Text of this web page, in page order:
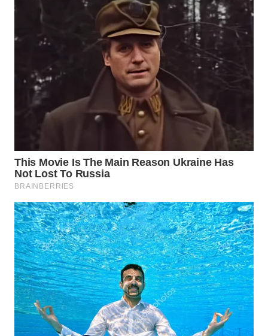
WN
LANGKAT
WN
TAPANULI
SELATAN
LESUNG
WN
WN
SIMALUNGUN
WN
LABUHANBATU
WN
TAPANULI